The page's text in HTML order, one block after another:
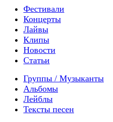
Фестивали
Концерты
Лайвы
Клипы
Новости
Статьи
Группы / Музыканты
Альбомы
Лейблы
Тексты песен